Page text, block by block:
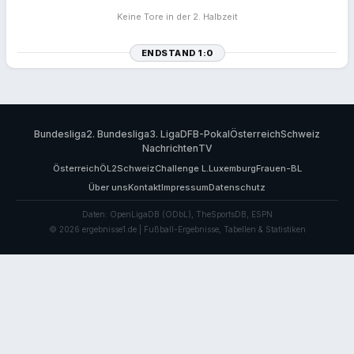
Keine Tore in der 2. Halbzeit
ENDSTAND 1:0
Bundesliga2. Bundesliga3. LigaDFB-PokalÖsterreichSchweiz
NachrichtenTV
ÖsterreichÖL2SchweizChallenge L.LuxemburgFrauen-BL
Über unsKontaktImpressumDatenschutz
Daten: OpenLigaDB (ODbL), TheSportsDB, ESPN
© 2026 ergebnisse1.de | Fußball-Ergebnisse, Tabellen & Statistiken